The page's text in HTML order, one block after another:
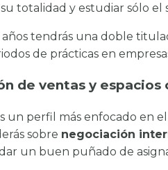
totalidad y estudiar sólo el
años tendrás una doble
de prácticas en
de ventas y espacios
un perfil más enfocado en
sobre negociación
un buen puñado de